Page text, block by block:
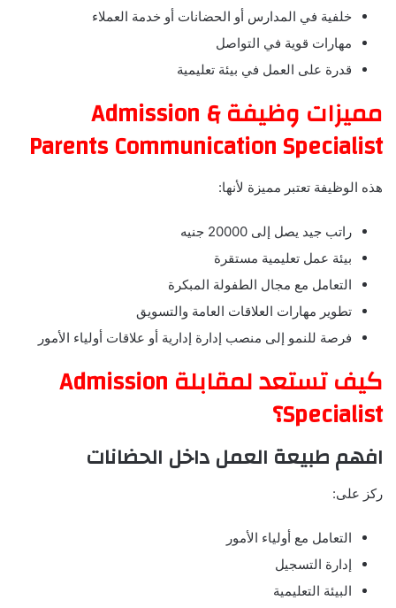
خلفية في المدارس أو الحضانات أو خدمة العملاء
مهارات قوية في التواصل
قدرة على العمل في بيئة تعليمية
مميزات وظيفة Admission &
Parents Communication Specialist
هذه الوظيفة تعتبر مميزة لأنها:
راتب جيد يصل إلى 20000 جنيه
بيئة عمل تعليمية مستقرة
التعامل مع مجال الطفولة المبكرة
تطوير مهارات العلاقات العامة والتسويق
فرصة للنمو إلى منصب إدارة إدارية أو علاقات أولياء الأمور
كيف تستعد لمقابلة Admission
Specialist؟
افهم طبيعة العمل داخل الحضانات
ركز على:
التعامل مع أولياء الأمور
إدارة التسجيل
البيئة التعليمية